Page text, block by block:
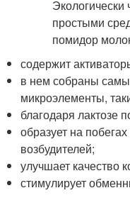
содержит
в нем собраны
микроэлементы,
благодаря лактозе
образует на
возбудителей;
улучшает качество
стимулирует